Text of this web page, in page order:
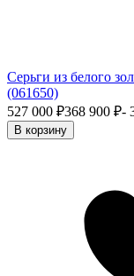
Серьги из белого
(061650)
527 000 ₽368 900 ₽-
В корзину